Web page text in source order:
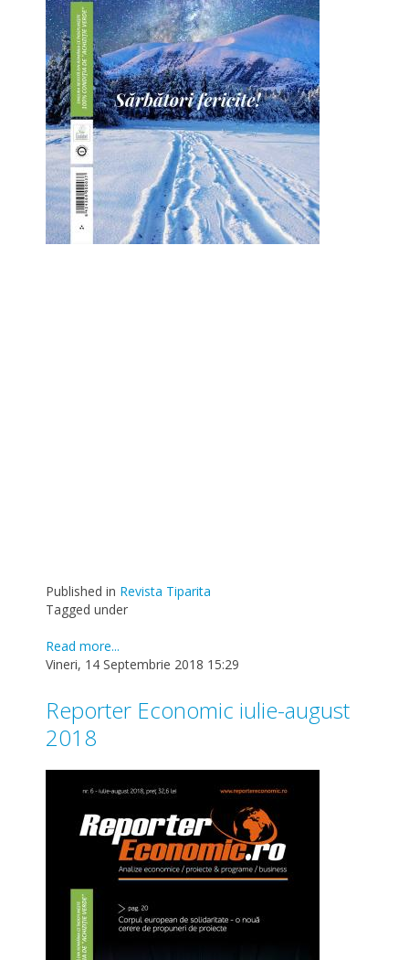
Published in Revista Tiparita
Tagged under
Read more...
Vineri, 14 Septembrie 2018 15:29
Reporter Economic iulie-august
2018